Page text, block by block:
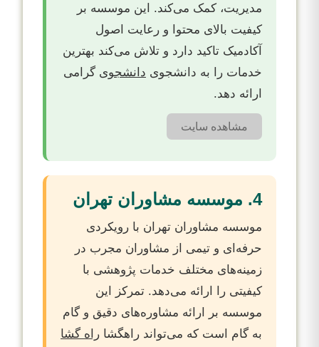
مدیریت، کمک می‌کند. این موسسه بر
کیفیت بالای محتوا و رعایت اصول
آکادمیک تاکید دارد و تلاش می‌کند بهترین
خدمات را به دانشجوی دانشجوی گرامی
ارائه دهد.
مشاهده سایت
4. موسسه مشاوران تهران
موسسه مشاوران تهران با رویکردی
حرفه‌ای و تیمی از مشاوران مجرب در
زمینه‌های مختلف خدمات پژوهشی با
کیفیتی را ارائه می‌دهد. تمرکز این
موسسه بر ارائه مشاوره‌های دقیق و گام
به گام است که می‌تواند راهگشا راه گشا